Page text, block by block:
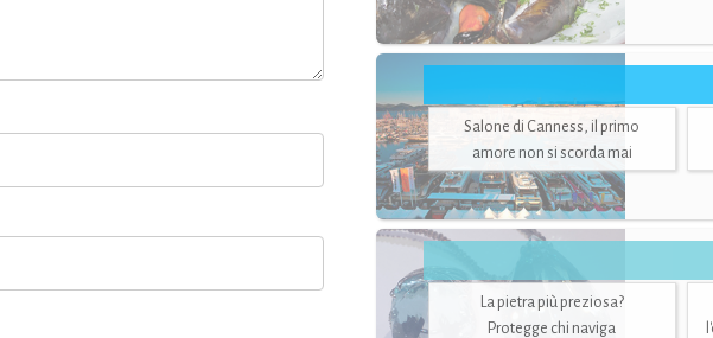
Salone di Canness, il primo
amore non si scorda mai
La pietra più preziosa?
Protegge chi naviga